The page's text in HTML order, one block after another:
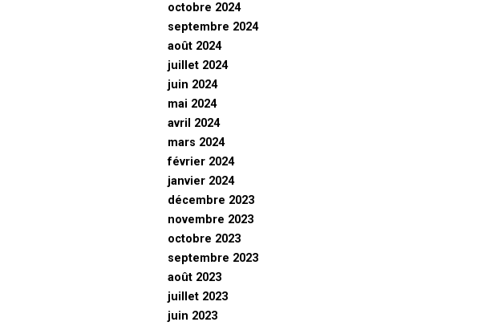
octobre 2024
septembre 2024
août 2024
juillet 2024
juin 2024
mai 2024
avril 2024
mars 2024
février 2024
janvier 2024
décembre 2023
novembre 2023
octobre 2023
septembre 2023
août 2023
juillet 2023
juin 2023